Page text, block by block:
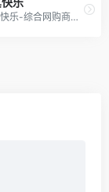
真快乐-综合网购商城，正品低价、品质保障、快速送达、安心服务！